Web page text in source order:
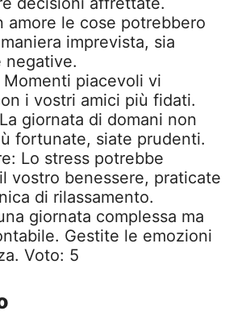
amore le cose potrebbero
imprevista, sia
negative.
piacevoli vi
i vostri amici più fidati.
giornata di domani non
fortunate, siate prudenti.
Lo stress potrebbe
vostro benessere, praticate
di rilassamento.
giornata complessa ma
Gestite le emozioni
Voto: 5